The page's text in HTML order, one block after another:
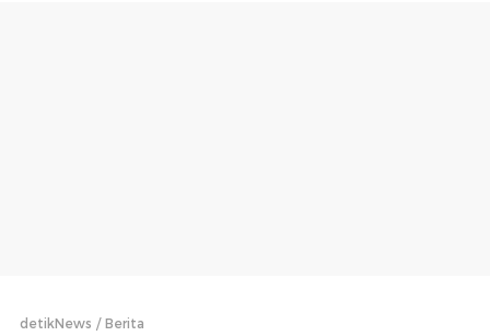
detikNews Berita